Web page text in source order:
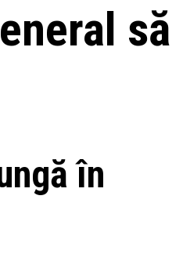
să
în